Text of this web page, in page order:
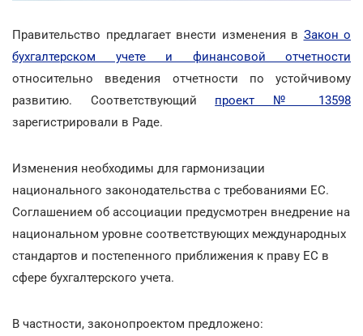
Правительство предлагает внести изменения в Закон о
бухгалтерском учете и финансовой отчетности
относительно введения отчетности по устойчивому
развитию. Соответствующий проект № 13598
зарегистрировали в Раде.
Изменения необходимы для гармонизации
национального законодательства с требованиями ЕС.
Соглашением об ассоциации предусмотрен внедрение на
национальном уровне соответствующих международных
стандартов и постепенного приближения к праву ЕС в
сфере бухгалтерского учета.
В частности, законопроектом предложено: